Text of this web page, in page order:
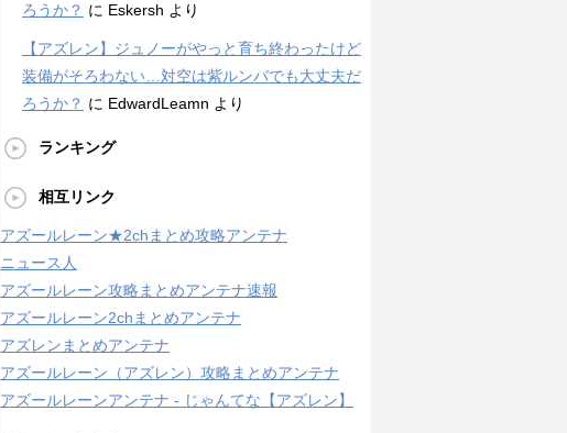
ろうか？ に Eskersh より
【アズレン】ジュノーがやっと育ち終わったけど
装備がそろわない…対空は紫ルンバでも大丈夫だ
ろうか？ に EdwardLeamn より
ランキング
相互リンク
アズールレーン★2chまとめ攻略アンテナ
ニュース人
アズールレーン攻略まとめアンテナ速報
アズールレーン2chまとめアンテナ
アズレンまとめアンテナ
アズールレーン（アズレン）攻略まとめアンテナ
アズールレーンアンテナ - じゃんてな【アズレン】